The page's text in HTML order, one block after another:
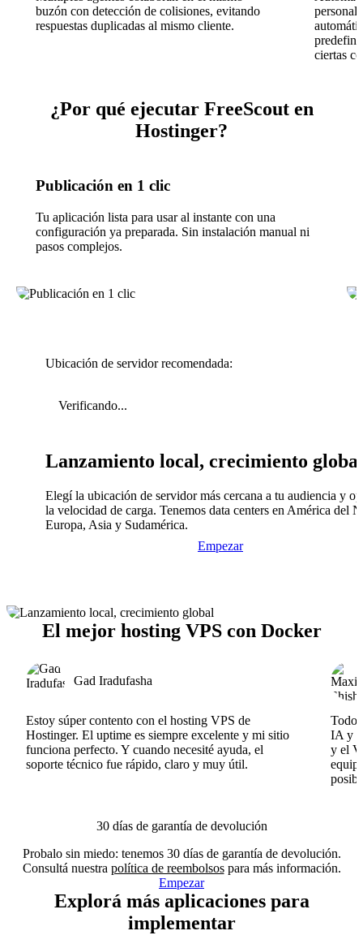
buzón con detección de colisiones, evitando
respuestas duplicadas al mismo cliente.
ciertas
¿Por qué ejecutar FreeScout en
Hostinger?
Publicación en 1 clic
Tu aplicación lista para usar al instante con una
configuración ya preparada. Sin instalación manual ni
pasos complejos.
Ubicación de servidor recomendada:
Verificando...
Lanzamiento local, crecimiento global
Elegí la ubicación de servidor más cercana a tu audiencia y
la velocidad de carga. Tenemos data centers en América del
Europa, Asia y Sudamérica.
Empezar
El mejor hosting VPS con Docker
Gad Iradufasha
Estoy súper contento con el hosting VPS de
Hostinger. El uptime es siempre excelente y mi sitio
funciona perfecto. Y cuando necesité ayuda, el
soporte técnico fue rápido, claro y muy útil.
Todo
IA y
y el
30 días de garantía de devolución
Probalo sin miedo: tenemos 30 días de garantía de devolución.
Consultá nuestra política de reembolsospara más información.
Empezar
Explorá más aplicaciones para
implementar